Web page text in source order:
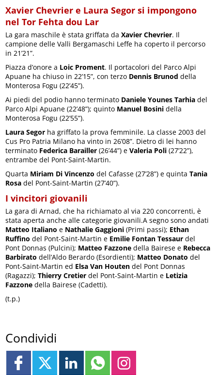
Xavier Chevrier e Laura Segor si impongono
nel Tor Fehta dou Lar
La gara maschile è stata griffata daXavier Chevrier. Il
campione delle Valli Bergamaschi Leffe ha coperto il percorso
in 21’21”.
Piazza d’onore a Loic Proment. Il portacolori del Parco Alpi
Apuane ha chiuso in 22’15”, con terzo Dennis Brunod della
Monterosa Fogu (22’45”).
Ai piedi del podio hanno terminato Daniele Younes Tarhia del
Parco Alpi Apuane (22’48”); quinto Manuel Bosini della
Monterosa Fogu (22’55”).
Laura Segor ha griffato la prova femminile. La classe 2003 del
Cus Pro Patria Milano ha vinto in 26’08”. Dietro di lei hanno
terminato Federica Barailler (26’44”) eValeria Poli (27’22”),
entrambe del Pont-Saint-Martin.
Quarta Miriam Di Vincenzo del Cafasse (27’28”) e quintaTania
Rosa del Pont-Saint-Martin (27’40”).
I vincitori giovanili
La gara di Arnad, che ha richiamato al via 220 concorrenti, è
stata aperta anche alle categorie giovanili.A segno sono andati
Matteo Italiano e Nathalie Gaggioni (Primi passi); Ethan
Ruffino del Pont-Saint-Martin e Emilie Fontan Tessaur del
Pont Donnas (Pulcini); Matteo Fazzone della Bairese e Rebecca
Barbirato dell’Aldo Berardo (Esordienti); Matteo Donato del
Pont-Saint-Martin ed Elsa Van Houten del Pont Donnas
(Ragazzi);Thierry Cretier del Pont-Saint-Martin e Letizia
Fazzone della Bairese (Cadetti).
(t.p.)
Condividi